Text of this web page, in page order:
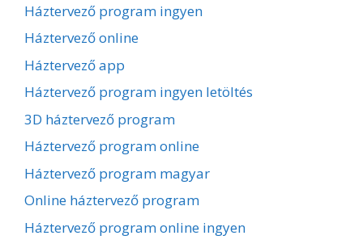
Háztervező program ingyen
Háztervező online
Háztervező app
Háztervező program ingyen letöltés
3D háztervező program
Háztervező program online
Háztervező program magyar
Online háztervező program
Háztervező program online ingyen